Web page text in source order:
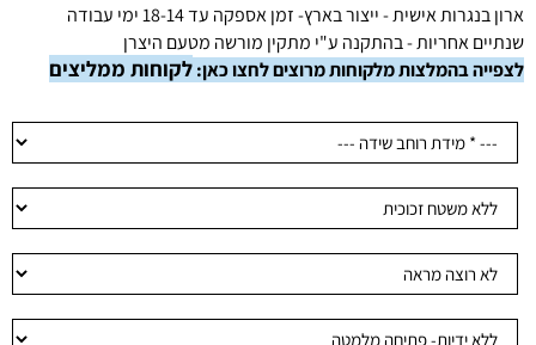
ארון בנגרות אישית - ייצור בארץ- זמן אספקה עד 18-14 ימי עבודה
שנתיים אחריות - בהתקנה ע"י מתקין מורשה מטעם היצרן
לצפייה בהמלצות מלקוחות מרוצים לחצו כאן:לקוחות ממליצים